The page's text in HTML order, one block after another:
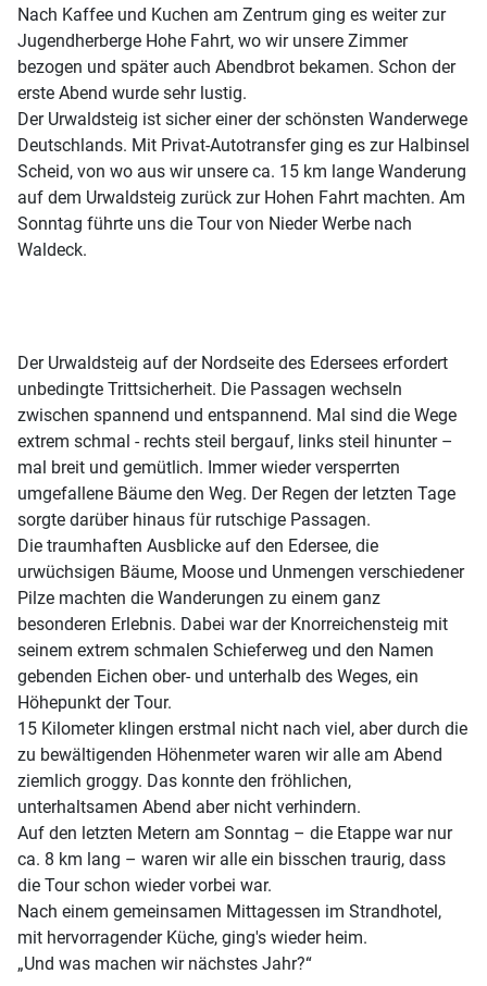
Nach Kaffee und Kuchen am Zentrum ging es weiter zur
Jugendherberge Hohe Fahrt, wo wir unsere Zimmer
bezogen und später auch Abendbrot bekamen. Schon der
erste Abend wurde sehr lustig.
Der Urwaldsteig ist sicher einer der schönsten Wanderwege
Deutschlands. Mit Privat-Autotransfer ging es zur Halbinsel
Scheid, von wo aus wir unsere ca. 15 km lange Wanderung
auf dem Urwaldsteig zurück zur Hohen Fahrt machten. Am
Sonntag führte uns die Tour von Nieder Werbe nach
Waldeck.
Der Urwaldsteig auf der Nordseite des Edersees erfordert
unbedingte Trittsicherheit. Die Passagen wechseln
zwischen spannend und entspannend. Mal sind die Wege
extrem schmal - rechts steil bergauf, links steil hinunter –
mal breit und gemütlich. Immer wieder versperrten
umgefallene Bäume den Weg. Der Regen der letzten Tage
sorgte darüber hinaus für rutschige Passagen.
Die traumhaften Ausblicke auf den Edersee, die
urwüchsigen Bäume, Moose und Unmengen verschiedener
Pilze machten die Wanderungen zu einem ganz
besonderen Erlebnis. Dabei war der Knorreichensteig mit
seinem extrem schmalen Schieferweg und den Namen
gebenden Eichen ober- und unterhalb des Weges, ein
Höhepunkt der Tour.
15 Kilometer klingen erstmal nicht nach viel, aber durch die
zu bewältigenden Höhenmeter waren wir alle am Abend
ziemlich groggy. Das konnte den fröhlichen,
unterhaltsamen Abend aber nicht verhindern.
Auf den letzten Metern am Sonntag – die Etappe war nur
ca. 8 km lang – waren wir alle ein bisschen traurig, dass
die Tour schon wieder vorbei war.
Nach einem gemeinsamen Mittagessen im Strandhotel,
mit hervorragender Küche, ging's wieder heim.
„Und was machen wir nächstes Jahr?“